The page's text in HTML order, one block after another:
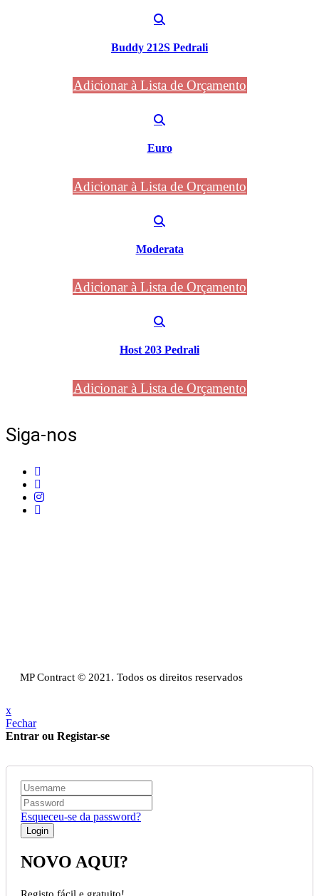
Buddy 212S Pedrali
Adicionar à Lista de Orçamento
Euro
Adicionar à Lista de Orçamento
Moderata
Adicionar à Lista de Orçamento
Host 203 Pedrali
Adicionar à Lista de Orçamento
Siga-nos
MP Contract © 2021. Todos os direitos reservados
x
Fechar
Entrar ou Registar-se
Esqueceu-se da password?
NOVO AQUI?